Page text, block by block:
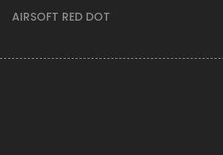
AIRSOFT RED DOT